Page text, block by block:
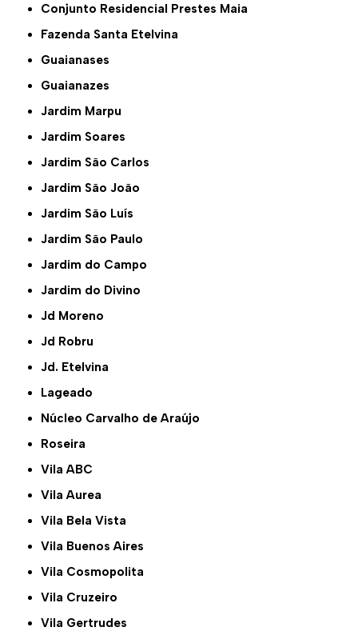
Conjunto Residencial Prestes Maia
Fazenda Santa Etelvina
Guaianases
Guaianazes
Jardim Marpu
Jardim Soares
Jardim São Carlos
Jardim São João
Jardim São Luís
Jardim São Paulo
Jardim do Campo
Jardim do Divino
Jd Moreno
Jd Robru
Jd. Etelvina
Lageado
Núcleo Carvalho de Araújo
Roseira
Vila ABC
Vila Aurea
Vila Bela Vista
Vila Buenos Aires
Vila Cosmopolita
Vila Cruzeiro
Vila Gertrudes